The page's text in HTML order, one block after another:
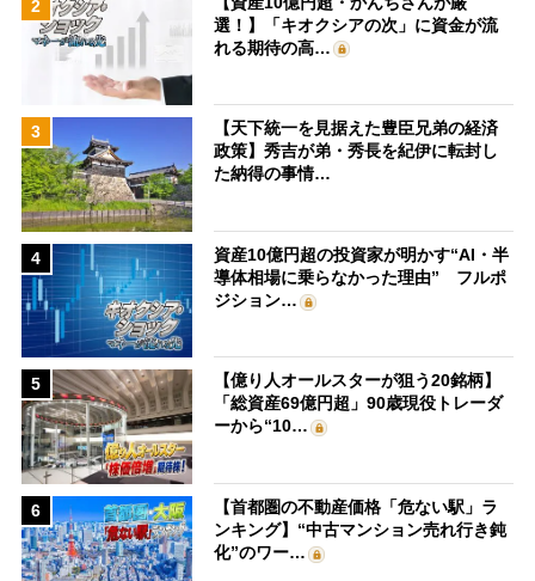
2
選！】「キオクシアの次」に資金が流
れる期待の高…
3
【天下統一を見据えた豊臣兄弟の経済
政策】秀吉が弟・秀長を紀伊に転封し
た納得の事情…
4
資産10億円超の投資家が明かす“AI・半
導体相場に乗らなかった理由” フルポ
ジション…
5
【億り人オールスターが狙う20銘柄】
「総資産69億円超」90歳現役トレーダ
ーから“10…
6
【首都圏の不動産価格「危ない駅」ラ
ンキング】“中古マンション売れ行き鈍
化”のワー…